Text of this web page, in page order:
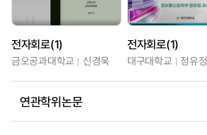
전자회로(1)
금오공과대학교 신경욱
전자회로(1)
대구대학교 정유정
연관학위논문